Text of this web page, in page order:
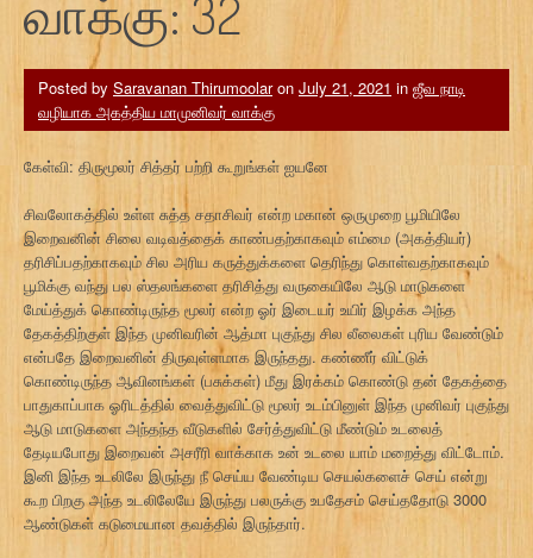
வாக்கு: 32
Posted by Saravanan Thirumoolaron July 21, 2021 in ஜீவ நாடி
வழியாக அகத்திய மாமுனிவர் வாக்கு
கேள்வி: திருமூலர் சித்தர் பற்றி கூறுங்கள் ஐயனே
சிவலோகத்தில் உள்ள சுத்த சதாசிவர் என்ற மகான் ஒருமுறை பூமியிலே
இறைவனின் சிலை வடிவத்தைக் காண்பதற்காகவும் எம்மை (அகத்தியர்)
தரிசிப்பதற்காகவும் சில அரிய கருத்துக்களை தெரிந்து கொள்வதற்காகவும்
பூமிக்கு வந்து பல ஸ்தலங்களை தரிசித்து வருகையிலே ஆடு மாடுகளை
மேய்த்துக் கொண்டிருந்த மூலர் என்ற ஓர் இடையர் உயிர் இழக்க அந்த
தேகத்திற்குள் இந்த முனிவரின் ஆத்மா புகுந்து சில லீலைகள் புரிய வேண்டும்
என்பதே இறைவனின் திருவுள்ளமாக இருந்தது. கண்ணீர் விட்டுக்
கொண்டிருந்த ஆவினங்கள் (பசுக்கள்) மீது இரக்கம் கொண்டு தன் தேகத்தை
பாதுகாப்பாக ஓரிடத்தில் வைத்துவிட்டு மூலர் உடம்பினுள் இந்த முனிவர் புகுந்து
ஆடு மாடுகளை அந்தந்த வீடுகளில் சேர்த்துவிட்டு மீண்டும் உடலைத்
தேடியபோது இறைவன் அசரீரி வாக்காக உன் உடலை யாம் மறைத்து விட்டோம்.
இனி இந்த உடலிலே இருந்து நீ செய்ய வேண்டிய செயல்களைச் செய் என்று
கூற பிறகு அந்த உடலிலேயே இருந்து பலருக்கு உபதேசம் செய்ததோடு 3000
ஆண்டுகள் கடுமையான தவத்தில் இருந்தார்.